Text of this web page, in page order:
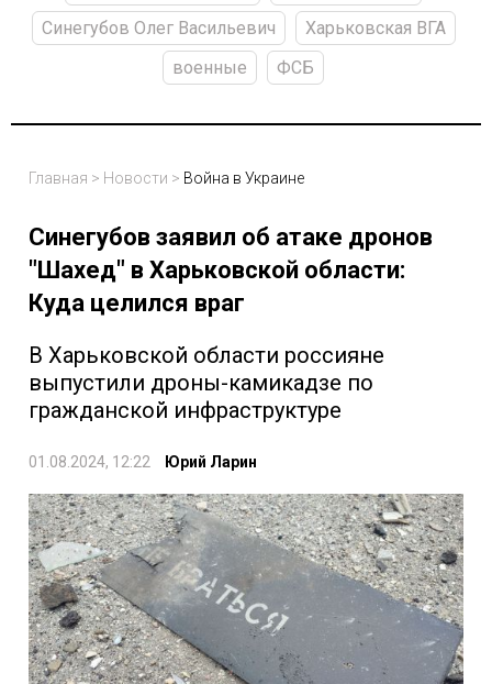
Синегубов Олег Васильевич
Харьковская ВГА
военные
ФСБ
Главная > Новости > Война в Украине
Синегубов заявил об атаке дронов
"Шахед" в Харьковской области:
Куда целился враг
В Харьковской области россияне
выпустили дроны-камикадзе по
гражданской инфраструктуре
01.08.2024, 12:22 Юрий Ларин